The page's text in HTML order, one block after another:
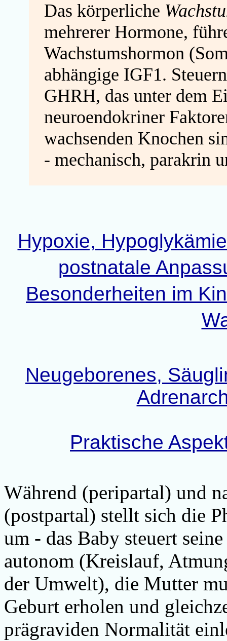
Das körperliche
mehrerer Hormone,
Wachstumshormon
abhängige IGF1.
GHRH, das unter dem
neuroendokriner
wachsenden Knochen
- mechanisch, parakrin
Hypoxie,
postnatale
Besonderheiten im
Neugeborenes,
Praktische
Während (peripartal) und
(postpartal) stellt sich die
um - das Baby steuert
autonom (Kreislauf,
der Umwelt), die Mutter
Geburt erholen und
prägraviden Normalität